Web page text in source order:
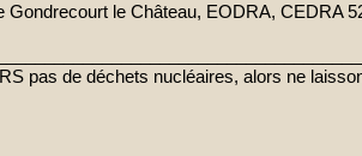
Gondrecourt le Château, EODRA, CEDRA
pas de déchets nucléaires, alors ne